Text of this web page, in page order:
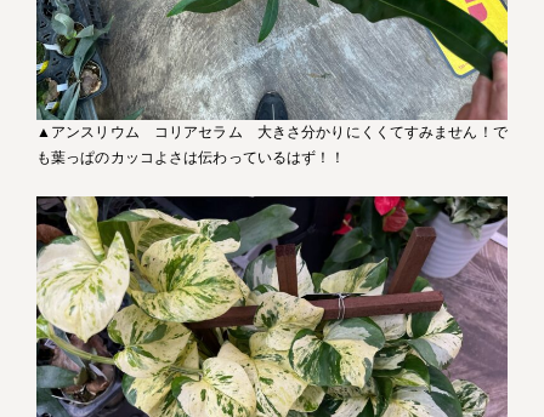
▲アンスリウム コリアセラム 大きさ分かりにくくてすみません！で
も葉っぱのカッコよさは伝わっているはず！！